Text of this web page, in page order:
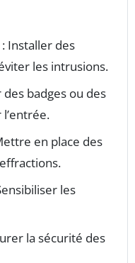
: Installer des
les intrusions.
des badges ou des
en place des
les
la sécurité des